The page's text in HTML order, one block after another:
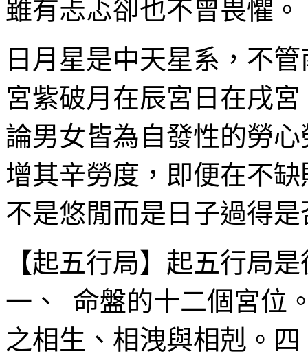
雖有忐忑卻也不曾畏懼。
日月星是中天星系，不
宮紫破月在辰宮日在戌
論男女皆為自發性的勞
增其辛勞度，即便在不
不是悠閒而是日子過得
【起五行局】起五行局
一、 命盤的十二個宮位
之相生、相洩與相剋。